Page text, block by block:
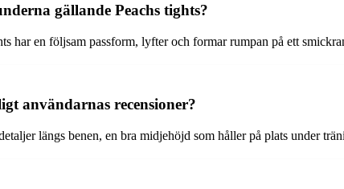
gällande Peachs tights?
har en följsam passform, lyfter och formar rumpan på ett
användarnas recensioner?
längs benen, en bra midjehöjd som håller på plats under